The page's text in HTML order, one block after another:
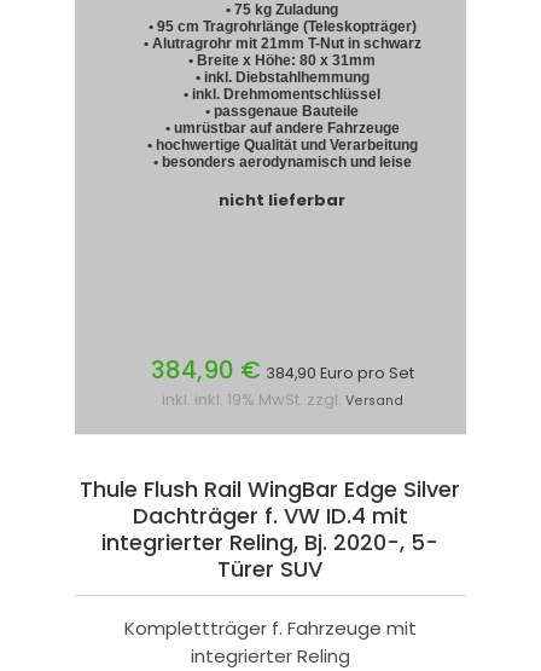
• 75 kg Zuladung
• 95 cm Tragrohrlänge (Teleskopträger)
• Alutragrohr mit 21mm T-Nut in schwarz
• Breite x Höhe: 80 x 31mm
• inkl. Diebstahlhemmung
• inkl. Drehmomentschlüssel
• passgenaue Bauteile
• umrüstbar auf andere Fahrzeuge
• hochwertige Qualität und Verarbeitung
• besonders aerodynamisch und leise
nicht lieferbar
384,90 € 384,90 Euro pro Set
inkl. inkl. 19% MwSt. zzgl. Versand
Thule Flush Rail WingBar Edge Silver
Dachträger f. VW ID.4 mit
integrierter Reling, Bj. 2020-, 5-
Türer SUV
Komplettträger f. Fahrzeuge mit
integrierter Reling